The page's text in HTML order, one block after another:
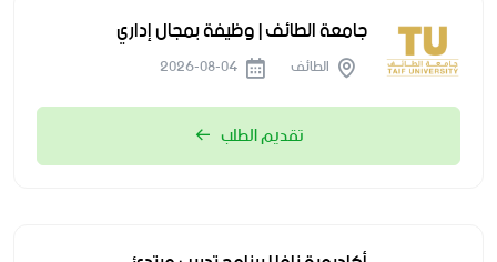
جامعة الطائف | وظيفة بمجال إداري
الطائف
تقديم الطلب